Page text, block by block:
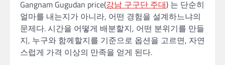
Gangnam Gugudan price(강남 구구단 주대) 는 단순히
얼마를 내는지가 아니라, 어떤 경험을 설계하느냐의
문제다. 시간을 어떻게 배분할지, 어떤 분위기를 만들
지, 누구와 함께할지를 기준으로 옵션을 고르면, 자연
스럽게 가격 이상의 만족을 얻게 된다.